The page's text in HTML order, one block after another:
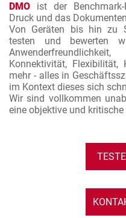
DMO ist der
Druck und das
Von Geräten bis hin zu
testen und bewerten
Konnektivität,
mehr - alles in
im Kontext dieses sich
Wir sind vollkommen
eine objektive und kritische